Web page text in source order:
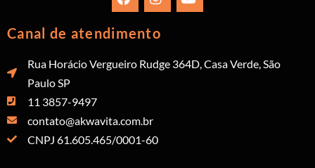
Canal de atendimento
Rua Horácio Vergueiro Rudge 364D, Casa Verde, São
Paulo SP
11 3857-9497
contato@akwavita.com.br
CNPJ 61.605.465/0001-60